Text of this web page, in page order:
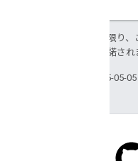
特に記載のない限り
により使用許諾され
最終更新日 2025-05-05